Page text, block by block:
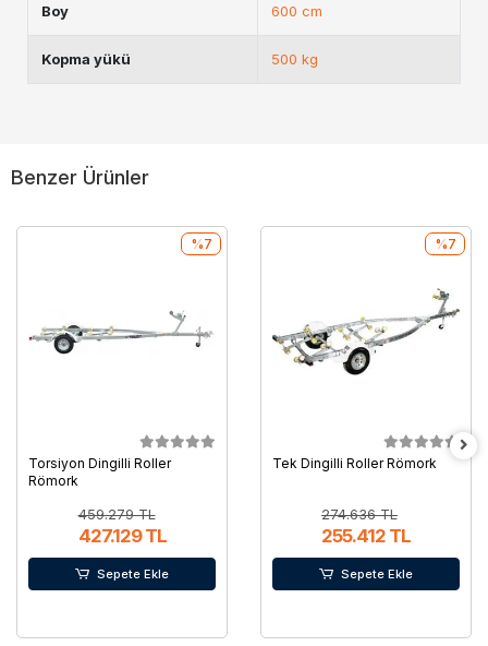
Boy 600 cm
Kopma yükü 500 kg
Benzer Ürünler
Torsiyon Dingilli Roller
Römork
459.279 TL
427.129 TL
%7
Sepete Ekle
Tek Dingilli Roller Römork
274.636 TL
255.412 TL
%7
Sepete Ekle